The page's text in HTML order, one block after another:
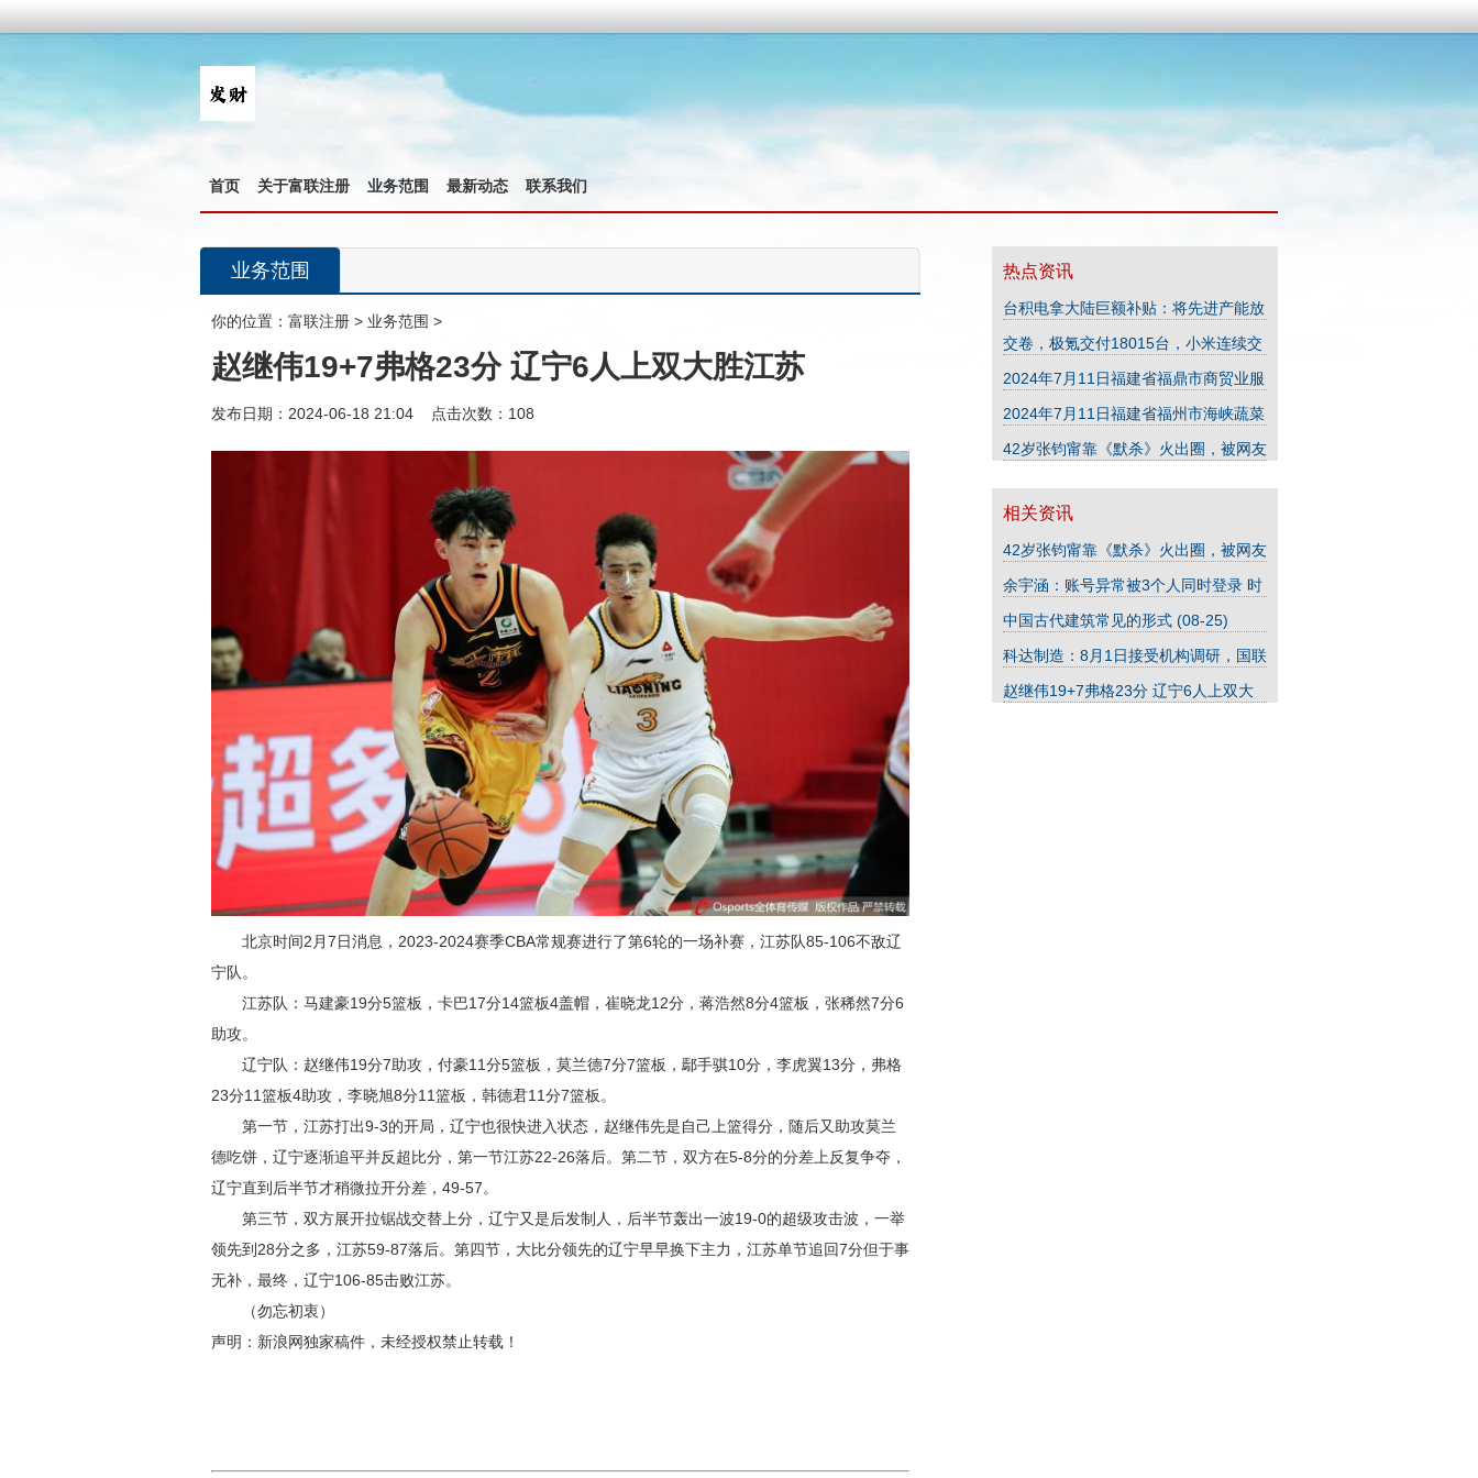
首页 关于富联注册 业务范围 最新动态 联系我们
业务范围
你的位置： 富联注册 > 业务范围 >
赵继伟19+7弗格23分 辽宁6人上双大胜江苏
发布日期：2024-06-18 21:04 点击次数：108
北京时间2月7日消息，2023-2024赛季CBA常规赛进行了第6轮的一场补赛，江苏队85-106不敌辽
宁队。
江苏队：马建豪19分5篮板，卡巴17分14篮板4盖帽，崔晓龙12分，蒋浩然8分4篮板，张稀然7分6
助攻。
辽宁队：赵继伟19分7助攻，付豪11分5篮板，莫兰德7分7篮板，鄢手骐10分，李虎翼13分，弗格
23分11篮板4助攻，李晓旭8分11篮板，韩德君11分7篮板。
第一节，江苏打出9-3的开局，辽宁也很快进入状态，赵继伟先是自己上篮得分，随后又助攻莫兰
德吃饼，辽宁逐渐追平并反超比分，第一节江苏22-26落后。第二节，双方在5-8分的分差上反复争夺，
辽宁直到后半节才稍微拉开分差，49-57。
第三节，双方展开拉锯战交替上分，辽宁又是后发制人，后半节轰出一波19-0的超级攻击波，一举
领先到28分之多，江苏59-87落后。第四节，大比分领先的辽宁早早换下主力，江苏单节追回7分但于事
无补，最终，辽宁106-85击败江苏。
（勿忘初衷）
声明：新浪网独家稿件，未经授权禁止转载！
热点资讯
台积电拿大陆巨额补贴：将先进产能放
交卷，极氪交付18015台，小米连续交
2024年7月11日福建省福鼎市商贸业服
2024年7月11日福建省福州市海峡蔬菜
42岁张钧甯靠《默杀》火出圈，被网友
相关资讯
42岁张钧甯靠《默杀》火出圈，被网友
余宇涵：账号异常被3个人同时登录 时
中国古代建筑常见的形式 (08-25)
科达制造：8月1日接受机构调研，国联
(08-24)
赵继伟19+7弗格23分 辽宁6人上双大